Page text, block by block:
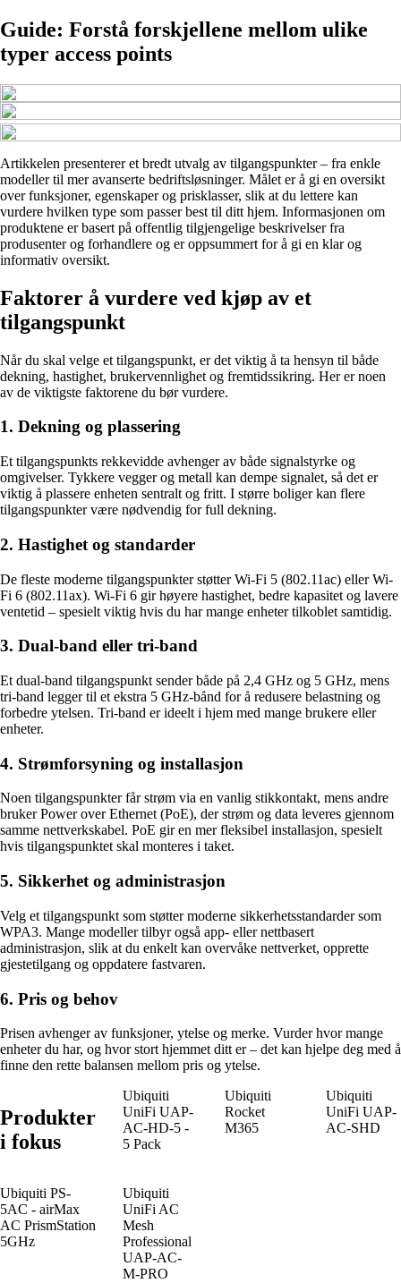
Guide: Forstå forskjellene mellom ulike
typer access points
Artikkelen presenterer et bredt utvalg av tilgangspunkter – fra enkle
modeller til mer avanserte bedriftsløsninger. Målet er å gi en oversikt
over funksjoner, egenskaper og prisklasser, slik at du lettere kan
vurdere hvilken type som passer best til ditt hjem. Informasjonen om
produktene er basert på offentlig tilgjengelige beskrivelser fra
produsenter og forhandlere og er oppsummert for å gi en klar og
informativ oversikt.
Faktorer å vurdere ved kjøp av et
tilgangspunkt
Når du skal velge et tilgangspunkt, er det viktig å ta hensyn til både
dekning, hastighet, brukervennlighet og fremtidssikring. Her er noen
av de viktigste faktorene du bør vurdere.
1. Dekning og plassering
Et tilgangspunkts rekkevidde avhenger av både signalstyrke og
omgivelser. Tykkere vegger og metall kan dempe signalet, så det er
viktig å plassere enheten sentralt og fritt. I større boliger kan flere
tilgangspunkter være nødvendig for full dekning.
2. Hastighet og standarder
De fleste moderne tilgangspunkter støtter Wi-Fi 5 (802.11ac) eller Wi-
Fi 6 (802.11ax). Wi-Fi 6 gir høyere hastighet, bedre kapasitet og lavere
ventetid – spesielt viktig hvis du har mange enheter tilkoblet samtidig.
3. Dual-band eller tri-band
Et dual-band tilgangspunkt sender både på 2,4 GHz og 5 GHz, mens
tri-band legger til et ekstra 5 GHz-bånd for å redusere belastning og
forbedre ytelsen. Tri-band er ideelt i hjem med mange brukere eller
enheter.
4. Strømforsyning og installasjon
Noen tilgangspunkter får strøm via en vanlig stikkontakt, mens andre
bruker Power over Ethernet (PoE), der strøm og data leveres gjennom
samme nettverkskabel. PoE gir en mer fleksibel installasjon, spesielt
hvis tilgangspunktet skal monteres i taket.
5. Sikkerhet og administrasjon
Velg et tilgangspunkt som støtter moderne sikkerhetsstandarder som
WPA3. Mange modeller tilbyr også app- eller nettbasert
administrasjon, slik at du enkelt kan overvåke nettverket, opprette
gjestetilgang og oppdatere fastvaren.
6. Pris og behov
Prisen avhenger av funksjoner, ytelse og merke. Vurder hvor mange
enheter du har, og hvor stort hjemmet ditt er – det kan hjelpe deg med å
finne den rette balansen mellom pris og ytelse.
Produkter
i fokus
Ubiquiti
UniFi UAP-
AC-HD-5 -
5 Pack
Ubiquiti
Rocket
M365
Ubiquiti
UniFi UAP-
AC-SHD
Ubiquiti PS-
5AC - airMax
AC PrismStation
5GHz
Ubiquiti
UniFi AC
Mesh
Professional
UAP-AC-
M-PRO